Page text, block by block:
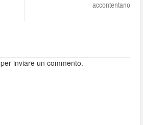
accontentano
per inviare un commento.